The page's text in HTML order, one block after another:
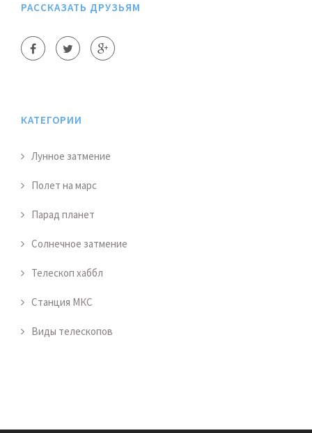
РАССКАЗАТЬ ДРУЗЬЯМ
КАТЕГОРИИ
Лунное затмение
Полет на марс
Парад планет
Солнечное затмение
Телескоп хаббл
Станция МКС
Виды телескопов